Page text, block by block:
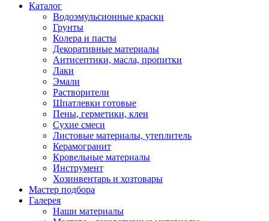
Каталог
Водоэмульсионные краски
Грунты
Колера и пасты
Декоративные материалы
Антисептики, масла, пропитки
Лаки
Эмали
Растворители
Шпатлевки готовые
Пены, герметики, клеи
Сухие смеси
Листовые материалы, утеплитель
Керамогранит
Кровельные материалы
Инструмент
Хозинвентарь и хозтовары
Мастер подбора
Галерея
Наши материалы